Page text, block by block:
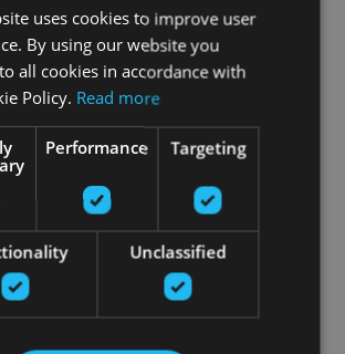
uses cookies to improve user
By using our website you
all cookies in accordance with
Policy. Read more
Performance Targeting
Unclassified